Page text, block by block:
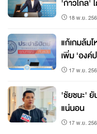
'ก้าวไกล'
18 พ.ย.
แก้เกมล้ม
เพิ่ม 'องค์
17 พ.ย.
'ชัยชนะ' ยั
แน่นอน
17 พ.ย.